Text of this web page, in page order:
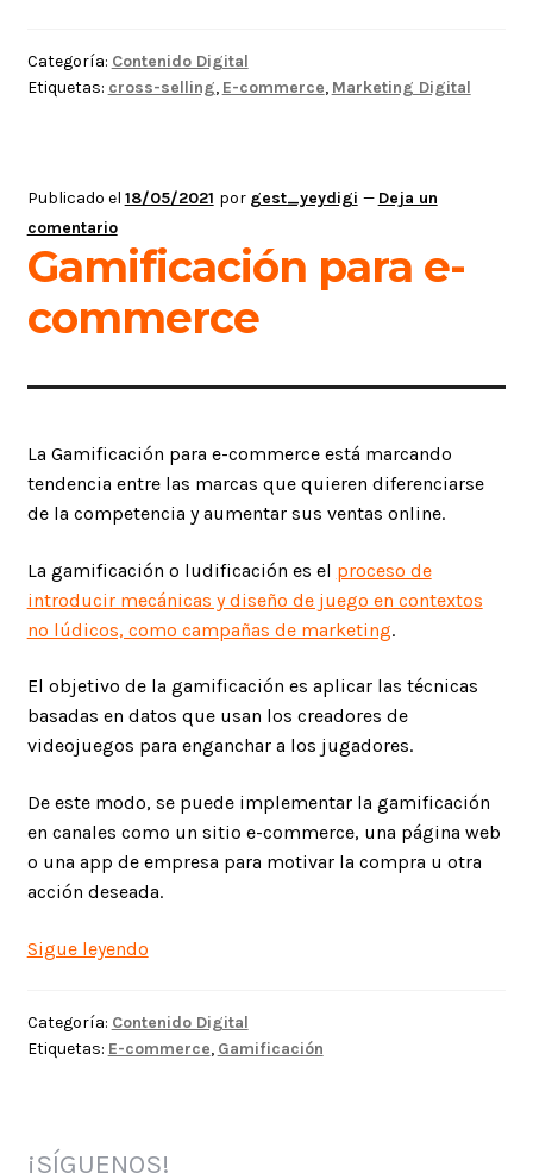
e-
Categoría: Contenido Digital
Etiquetas: cross-selling, E-commerce, Marketing Digital
Publicado el 18/05/2021 por gest_yeydigi — Deja un
comentario
Gamificación para e-
commerce
La Gamificación para e-commerce está marcando
tendencia entre las marcas que quieren diferenciarse
de la competencia y aumentar sus ventas online.
La gamificación o ludificación es el proceso de
introducir mecánicas y diseño de juego en contextos
no lúdicos, como campañas de marketing.
El objetivo de la gamificación es aplicar las técnicas
basadas en datos que usan los creadores de
videojuegos para enganchar a los jugadores.
De este modo, se puede implementar la gamificación
en canales como un sitio e-commerce, una página web
o una app de empresa para motivar la compra u otra
acción deseada.
Sigue leyendoGamificación
commerce
Categoría: Contenido Digital
Etiquetas: E-commerce, Gamificación
¡SÍGUENOS!